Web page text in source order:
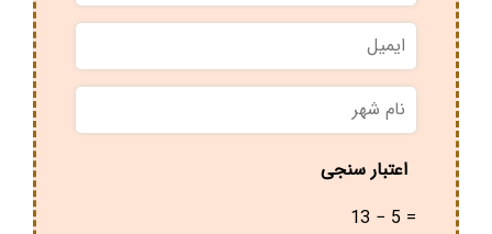
ایمیل
نام
شهر *
اعتبار سنجی
13 − 5 =